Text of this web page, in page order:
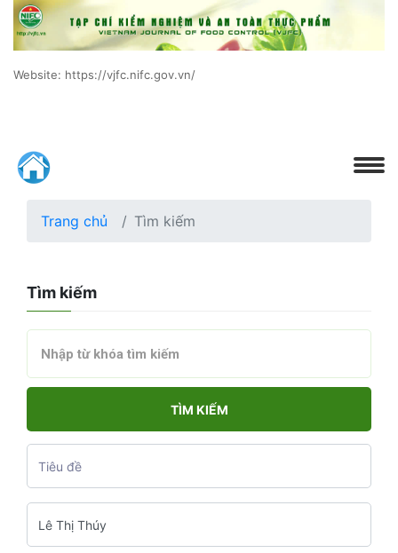
Website: https://vjfc.nifc.gov.vn/
Trang chủ Tìm kiếm
Tìm kiếm
TÌM KIẾM